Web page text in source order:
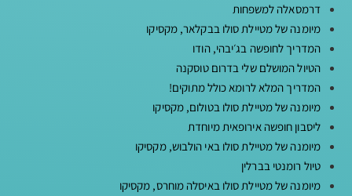
דרמסאלה למשפחות
מיומנה של מטיילת סולו בבקלאר, מקסיקו
המדריך לחופשה בג׳יבהי, הודו
הטיול המושלם שלי בדרום טוסקנה
המדריך המלא לרומא כולל מתוקים!
מיומנה של מטיילת סולו בטולום, מקסיקו
ליסבון חופשה אירופאית מיוחדת
מיומנה של מטיילת סולו באי הולבוש, מקסיקו
טיול רומנטי בברלין
מיומנה של מטיילת סולו באיסלה מוחרס, מקסיקו